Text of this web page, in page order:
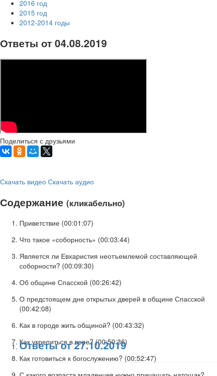
2016 год
2015 год
2012-2014 годы
Ответы от 04.08.2019
Поделиться с друзьями
Скачать видео Скачать аудио
Содержание (кликабельно)
Приветствие (00:01:07)
Что такое «соборность» (00:03:44)
Является ли Евхаристия неотъемлемой составляющей
соборности? (00:09:30)
Об общине Спасской (00:26:42)
О предстоящем дне открытых дверей в общине Спасской
(00:42:08)
Как в городе жить общиной? (00:43:32)
Как укрепиться в вере? (00:50:36)
Как готовиться к богослужению? (00:52:47)
Ответы от 27.10.2019